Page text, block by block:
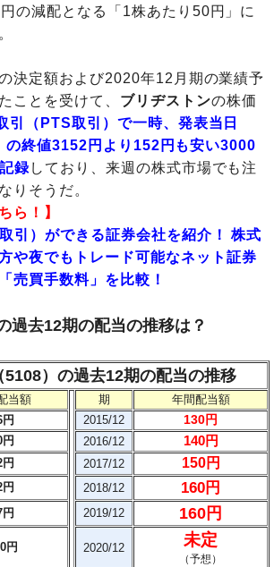
の減配となる「1株あたり50円」に
決定額および2020年12月期の業績予
ことを受けて、 ブリヂストンの株価
引（PTS取引）で一時、発表当日
の終値3152円より152円も安い3000
録しており、来週の株式市場でも注
りそうだ。
ら！】
引）ができる証券会社を紹介！ 株式
や夜でもトレード可能なネット証券
売買手数料」を比較！
過去12期の配当の推移は？
5108）の過去12期の配当の推移
当額 期
年間配当額
円 2015/12 130円
円 2016/12 140円
円 2017/12 150円
円 2018/12 160円
円 2019/12 160円
円 2020/12 未定
（予想）